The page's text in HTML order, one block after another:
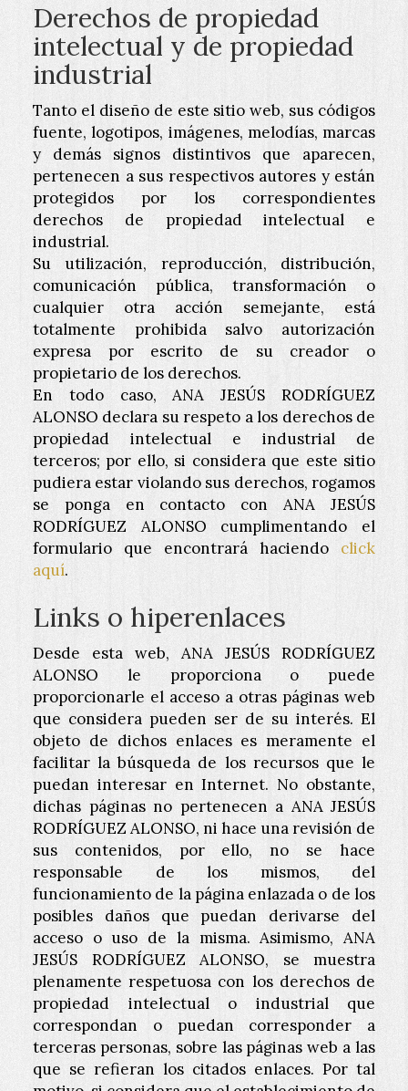
Derechos de propiedad
intelectual y de propiedad
industrial
Tanto el diseño de este sitio web, sus códigos
fuente, logotipos, imágenes, melodías, marcas
y demás signos distintivos que aparecen,
pertenecen a sus respectivos autores y están
protegidos por los correspondientes
derechos de propiedad intelectual e
industrial.
Su utilización, reproducción, distribución,
comunicación pública, transformación o
cualquier otra acción semejante, está
totalmente prohibida salvo autorización
expresa por escrito de su creador o
propietario de los derechos.
En todo caso,ANA JESÚS RODRÍGUEZ
ALONSO declara su respeto a los derechos de
propiedad intelectual e industrial de
terceros; por ello, si considera que este sitio
pudiera estar violando sus derechos, rogamos
se ponga en contacto conANA JESÚS
RODRÍGUEZ ALONSO cumplimentando el
formulario que encontrará haciendo
click
aquí.
Links o hiperenlaces
Desde esta web, ANA JESÚS RODRÍGUEZ
ALONSO le proporciona o puede
proporcionarle el acceso a otras páginas web
que considera pueden ser de su interés. El
objeto de dichos enlaces es meramente el
facilitar la búsqueda de los recursos que le
puedan interesar en Internet. No obstante,
dichas páginas no pertenecen a ANA JESÚS
RODRÍGUEZ ALONSO, ni hace una revisión de
sus contenidos, por ello, no se hace
responsable de los mismos, del
funcionamiento de la página enlazada o de los
posibles daños que puedan derivarse del
acceso o uso de la misma. Asimismo,ANA
JESÚS RODRÍGUEZ ALONSO, se muestra
plenamente respetuosa con los derechos de
propiedad intelectual o industrial que
correspondan o puedan corresponder a
terceras personas, sobre las páginas web a las
que se refieran los citados enlaces. Por tal